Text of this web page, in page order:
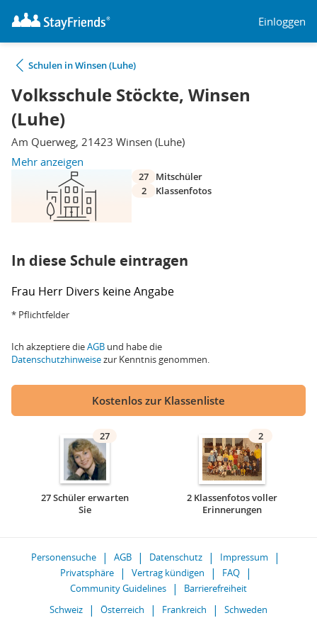
Einloggen
Schulen in Winsen (Luhe)
Volksschule Stöckte, Winsen
(Luhe)
Am Querweg, 21423 Winsen (Luhe)
Mehr anzeigen
27
Mitschüler
2
Klassenfotos
In diese Schule eintragen
Frau Herr Divers keine Angabe
* Pflichtfelder
Ich akzeptiere dieAGB und habe die
Datenschutzhinweisezur Kenntnis genommen.
Kostenlos zur Klassenliste
27
27 Schüler erwarten
Sie
2
2 Klassenfotos voller
Erinnerungen
Personensuche AGB Datenschutz
Impressum
Privatsphäre
Vertrag kündigen
FAQ
Community Guidelines
Barrierefreiheit
Schweiz
Österreich Frankreich Schweden